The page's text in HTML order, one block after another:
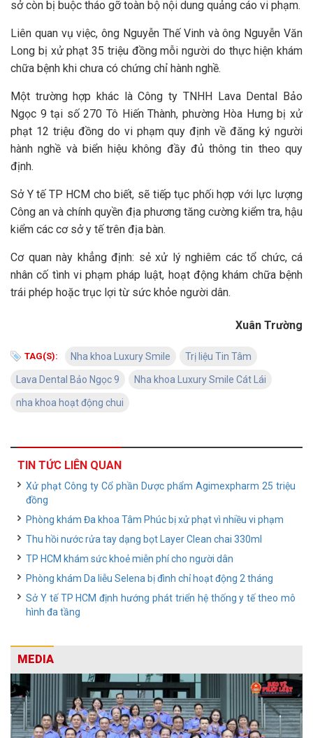
sở còn bị buộc tháo gỡ toàn bộ nội dung quảng cáo vi phạm.
Liên quan vụ việc, ông Nguyễn Thế Vinh và ông Nguyễn Văn
Long bị xử phạt 35 triệu đồng mỗi người do thực hiện khám
chữa bệnh khi chưa có chứng chỉ hành nghề.
Một trường hợp khác là Công ty TNHH Lava Dental Bảo
Ngọc 9 tại số 270 Tô Hiến Thành, phường Hòa Hưng bị xử
phạt 12 triệu đồng do vi phạm quy định về đăng ký người
hành nghề và biển hiệu không đầy đủ thông tin theo quy
định.
Sở Y tế TP HCM cho biết, sẽ tiếp tục phối hợp với lực lượng
Công an và chính quyền địa phương tăng cường kiểm tra, hậu
kiểm các cơ sở y tế trên địa bàn.
Cơ quan này khẳng định: sẻ xử lý nghiêm các tổ chức, cá
nhân cố tình vi phạm pháp luật, hoạt động khám chữa bệnh
trái phép hoặc trục lợi từ sức khỏe người dân.
Xuân Trường
TAG(S): Nha khoa Luxury Smile Trị liệu Tin Tâm
Lava Dental Bảo Ngọc 9 Nha khoa Luxury Smile Cát Lái
nha khoa hoạt động chui
TIN TỨC LIÊN QUAN
Xử phạt Công ty Cổ phần Dược phẩm Agimexpharm 25 triệu
đồng
Phòng khám Đa khoa Tâm Phúc bị xử phạt vì nhiều vi phạm
Thu hồi nước rửa tay dạng bọt Layer Clean chai 330ml
TP HCM khám sức khoẻ miễn phí cho người dân
Phòng khám Da liễu Selena bị đình chỉ hoạt động 2 tháng
Sở Y tế TP HCM định hướng phát triển hệ thống y tế theo mô
hình đa tầng
MEDIA